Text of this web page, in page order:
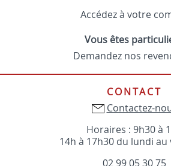
Accédez à votre
Vous êtes
Demandez nos
CONTACT
Contactez-
Horaires : 9h30 à
14h à 17h30 du lundi
02 99 05 30 75